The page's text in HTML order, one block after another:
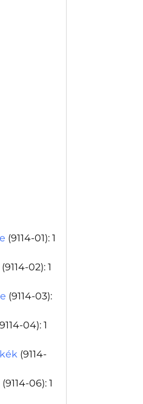
(9114-01): 1
(9114-02): 1
(9114-03):
04): 1
(9114-
(9114-06): 1